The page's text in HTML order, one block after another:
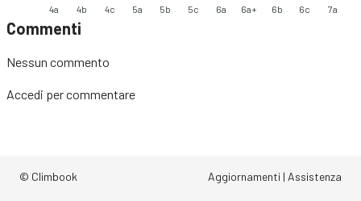
4a 4b 4c 5a 5b 5c 6a 6a+ 6b 6c 7a
Commenti
Nessun commento
Accedi per commentare
© Climbook Aggiornamenti | Assistenza